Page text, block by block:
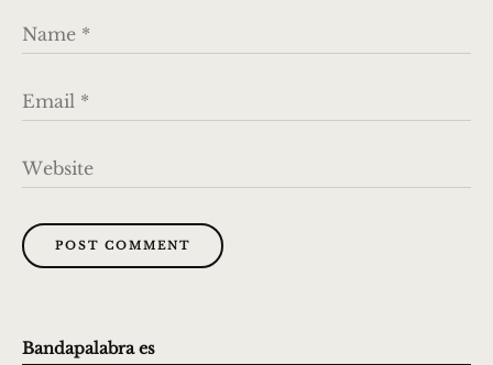
Name *
Email *
Website
POST COMMENT
Bandapalabra es